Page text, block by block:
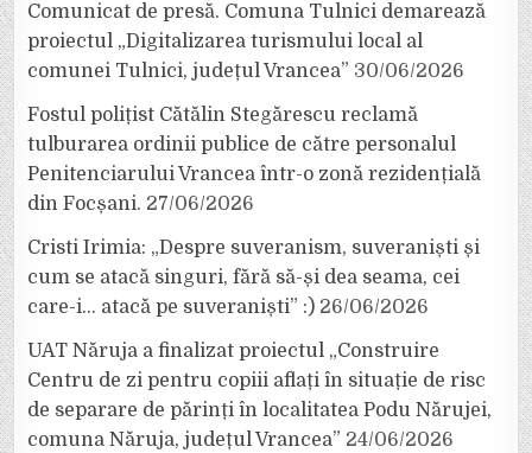
Comunicat de presă. Comuna Tulnici demarează
proiectul „Digitalizarea turismului local al
comunei Tulnici, județul Vrancea” 30/06/2026
Fostul polițist Cătălin Stegărescu reclamă
tulburarea ordinii publice de către personalul
Penitenciarului Vrancea într-o zonă rezidențială
din Focșani. 27/06/2026
Cristi Irimia: „Despre suveranism, suveraniști și
cum se atacă singuri, fără să-și dea seama, cei
care-i… atacă pe suveraniști” :) 26/06/2026
UAT Năruja a finalizat proiectul „Construire
Centru de zi pentru copiii aflați în situație de risc
de separare de părinți în localitatea Podu Nărujei,
comuna Năruja, județul Vrancea” 24/06/2026